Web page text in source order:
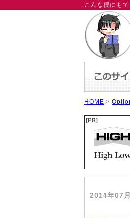
こんな僕にも
HOME >
2014年07